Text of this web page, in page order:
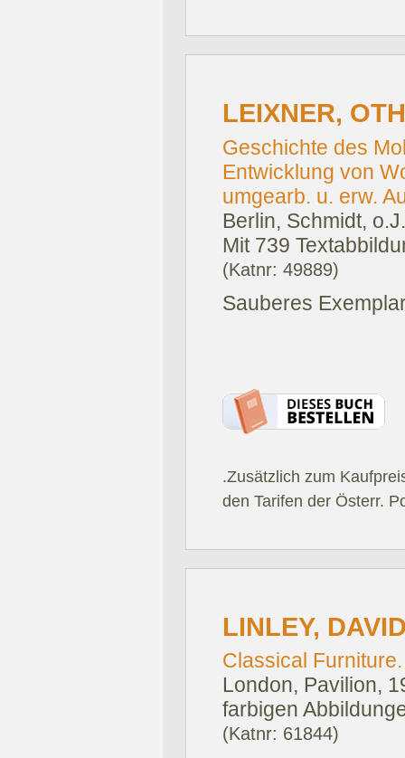
LEIXNER,
Geschichte des
Entwicklung von
umgearb. u. erw.
Berlin, Schmidt,
Mit 739
(Katnr: 49889)
Sauberes
.Zusätzlich zum
den Tarifen der Österr.
LINLEY,
Classical Furniture.
London, Pavilion,
farbigen
(Katnr: 61844)